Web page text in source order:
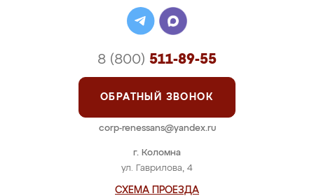
г. Коломна
ул. Гаврилова, 4
СХЕМА ПРОЕЗДА
8 (800) 511-89-55
ОБРАТНЫЙ ЗВОНОК
corp-renessans@yandex.ru